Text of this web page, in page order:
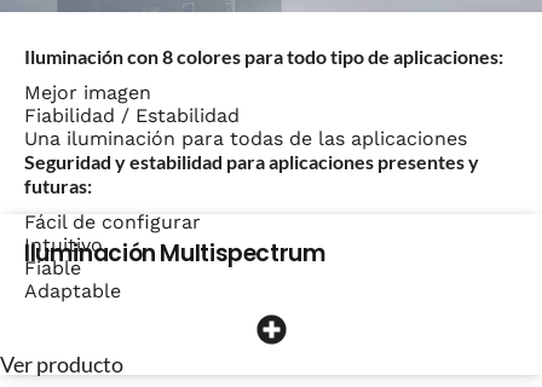
Iluminación con 8 colores para todo tipo de aplicaciones:
Mejor imagen
Fiabilidad / Estabilidad
Una iluminación para todas de las aplicaciones
Seguridad y estabilidad para aplicaciones presentes y
futuras:
Fácil de configurar
Intuitivo
Fiable
Adaptable
Iluminación Multispectrum
Ver producto